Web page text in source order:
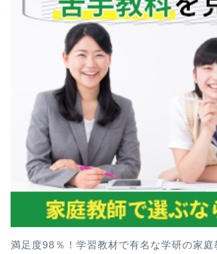
満足度98％！学習教材で有名な学研の家庭